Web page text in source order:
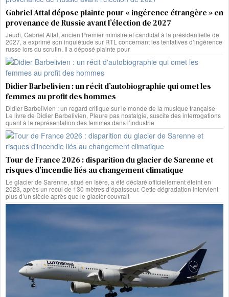
Gabriel Attal dépose plainte pour « ingérence étrangère » en
provenance de Russie avant l’élection de 2027
Jeudi, Gabriel Attal, ancien Premier ministre et candidat à la présidentielle de
2027, a exprimé son inquiétude sur RTL concernant les tentatives d’ingérence
russe lors du scrutin. Il a déposé plainte pour
Didier Barbelivien : un récit d’autobiographie qui omet les
femmes au profit des hommes
Didier Barbelivien : un regard critique sur le monde de la musique française
Le livre de Didier Barbelivien, Pleure pas nostalgie, suscite des interrogations
quant à la représentation des femmes dans l’industrie
Tour de France 2026 : disparition du glacier de Sarenne et
risques d’incendie liés au changement climatique
Le glacier de Sarenne, situé en Isère, a été déclaré officiellement éteint en
2023, après un recul de 130 mètres d’épaisseur. Cette dégradation intervient
plus d’un siècle après que le glacier couvrait